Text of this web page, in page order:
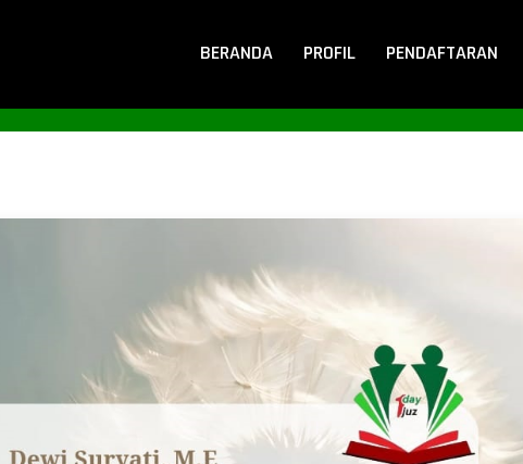
BERANDA PROFIL PENDAFTARAN